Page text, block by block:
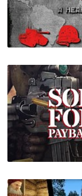
Tiny
Darkest